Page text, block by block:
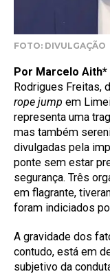
FOTO: DIVULGAÇÃO
Por Marcelo Aith*
Rodrigues Freitas,
rope jump em
representa uma
mas também
divulgadas pela
ponte sem estar
segurança. Três
em flagrante,
foram indiciados
A gravidade dos
contudo, está em
subjetivo da